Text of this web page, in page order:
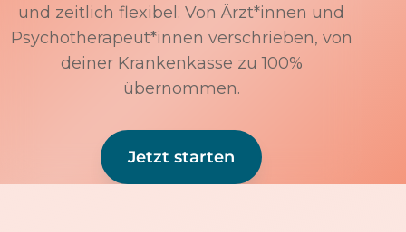
und zeitlich flexibel. Von Ärzt*innen und
Psychotherapeut*innen verschrieben, von
deiner Krankenkasse zu 100%
übernommen.
Jetzt starten